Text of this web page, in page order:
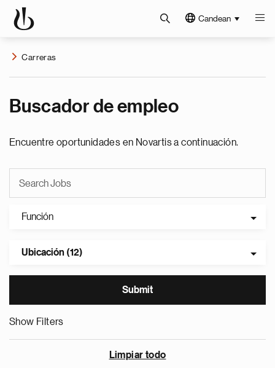
Candean
Carreras
Buscador de empleo
Encuentre oportunidades en Novartis a continuación.
Función
Ubicación (12)
Show Filters
Limpiar todo